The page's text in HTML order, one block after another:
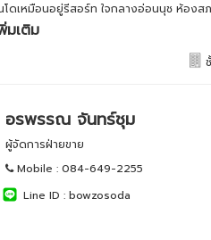
ดเหมือนอยู่รีสอร์ท ใจกลางอ่อนนุช ห้อง
มเติม
อรพรรณ จันทร์ชุม
ผู้จัดการฝ่ายขาย
Mobile :084-649-2255
Line ID :bowzosoda